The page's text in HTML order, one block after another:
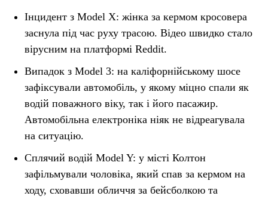
Інцидент з Model X: жінка за кермом кросовера
заснула під час руху трасою. Відео швидко стало
вірусним на платформі Reddit.
Випадок з Model 3: на каліфорнійському шосе
зафіксували автомобіль, у якому міцно спали як
водій поважного віку, так і його пасажир.
Автомобільна електроніка ніяк не відреагувала
на ситуацію.
Сплячий водій Model Y: у місті Колтон
зафільмували чоловіка, який спав за кермом на
ходу, сховавши обличчя за бейсболкою та